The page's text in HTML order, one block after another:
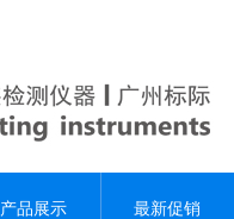
产品展示 最新促销